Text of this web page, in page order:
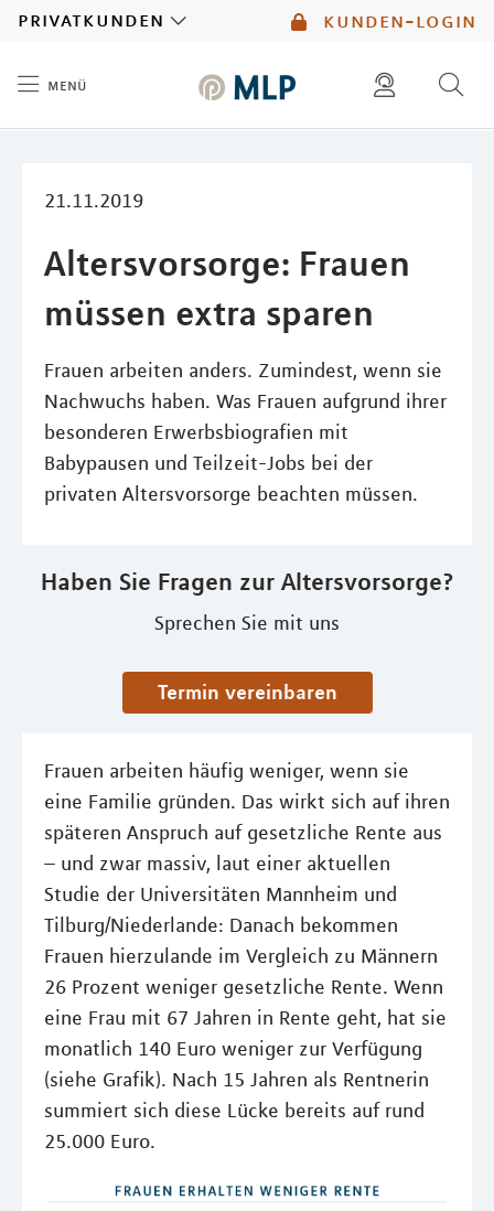
kunden-login
privatkunden
menü
21.11.2019
Altersvorsorge: Frauen
müssen extra sparen
Frauen arbeiten anders. Zumindest, wenn sie
Nachwuchs haben. Was Frauen aufgrund ihrer
besonderen Erwerbsbiografien mit
Babypausen und Teilzeit-Jobs bei der
privaten Altersvorsorge beachten müssen.
Haben Sie Fragen zur Altersvorsorge?
Sprechen Sie mit uns
Termin vereinbaren
Frauen arbeiten häufig weniger, wenn sie
eine Familie gründen. Das wirkt sich auf ihren
späteren Anspruch auf gesetzliche Rente aus
– und zwar massiv, laut einer aktuellen
Studie der Universitäten Mannheim und
Tilburg/Niederlande: Danach bekommen
Frauen hierzulande im Vergleich zu Männern
26 Prozent weniger gesetzliche Rente. Wenn
eine Frau mit 67 Jahren in Rente geht, hat sie
monatlich 140 Euro weniger zur Verfügung
(siehe Grafik). Nach 15 Jahren als Rentnerin
summiert sich diese Lücke bereits auf rund
25.000 Euro.